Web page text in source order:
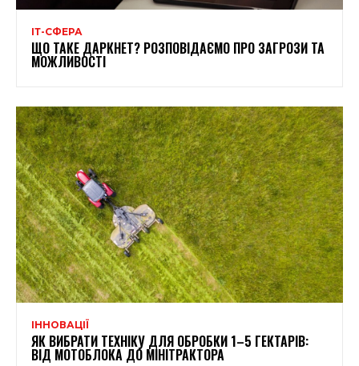
ІТ-СФЕРА
ЩО ТАКЕ ДАРКНЕТ? РОЗПОВІДАЄМО ПРО ЗАГРОЗИ ТА
МОЖЛИВОСТІ
ІННОВАЦІЇ
ЯК ВИБРАТИ ТЕХНІКУ ДЛЯ ОБРОБКИ 1–5 ГЕКТАРІВ:
ВІД МОТОБЛОКА ДО МІНІТРАКТОРА